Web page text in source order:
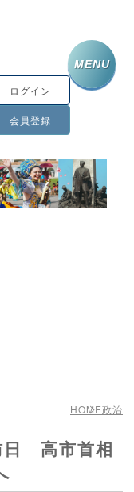
ログイン
会員登録
MENU
HOME政治
日 高市首相